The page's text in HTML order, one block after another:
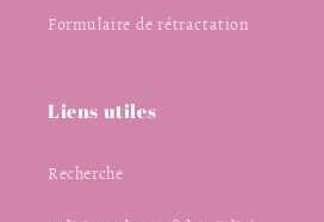
Formulaire de rétractation
Liens utiles
Recherche